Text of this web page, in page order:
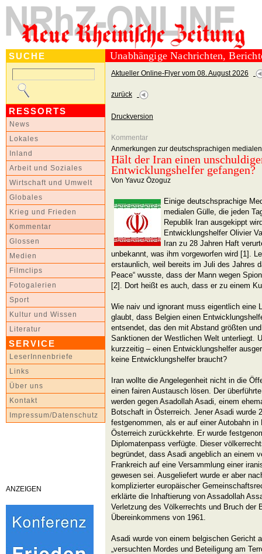
SUCHE
RESSORTS
News
Lokales
Inland
Arbeit und Soziales
Wirtschaft und Umwelt
Globales
Krieg und Frieden
Kommentar
Glossen
Medien
Filmclips
Fotogalerien
Sport
Kultur und Wissen
Literatur
SERVICE
LeserInnenbriefe
Links
Über uns
Kontakt
Impressum/Datenschutz
ANZEIGEN
Unabhängige Nachrichten,
Aktueller Online-Flyer vom 08. August 2026
zurück
Druckversion
Kommentar
Anmerkungen zur deutschsprachigen
Hält der Iran einen
Entwicklungshelfer gefangen?
Von Yavuz Özoguz
Einige deutschsprachige
medialen Gülle, die jeden
Republik Iran ausgekippt
Entwicklungshelfer Olivier
Iran zu 28 Jahren Haft
unbekannt, was ihm vorgeworfen wird [1].
erstaunlich, weil bereits im Juli des Jahres
Peace“ wusste, dass der Mann wegen
[2]. Dort heißt es auch, dass er zu einem
Wie naiv und ignorant muss eigentlich eine
glaubt, dass Belgien einen
entsendet, das den mit Abstand größten
Sanktionen der Westlichen Welt unterliegt.
kurzzeitig – einen Entwicklungshelfer
keine Entwicklungshelfer braucht?
Iran wollte die Angelegenheit nicht in die
einen fairen Austausch lösen. Der
werden gegen Asadollah Asadi, einem
Botschaft in Österreich. Jener Asadi wurde
festgenommen, als er auf einer Autobahn
Österreich zurückkehrte. Er wurde
Diplomatenpass verfügte. Dieser
begründet, dass Asadi angeblich an einem
Frankreich auf eine Versammlung einer
gewesen sei. Ausgeliefert wurde er aber
komplizierter europäischer
erklärte die Inhaftierung von Assadollah
Verletzung des Völkerrechts und Bruch der
Übereinkommens von 1961.
Asadi wurde von einem belgischen Gericht
„versuchten Mordes und Beteiligung am